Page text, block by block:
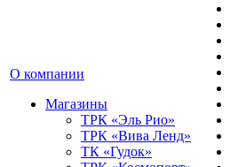
О компании
Магазины
ТРК «Эль Рио»
ТРК «Вива Ленд»
ТК «Гудок»